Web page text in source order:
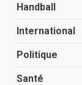
Handball
International
Politique
Santé